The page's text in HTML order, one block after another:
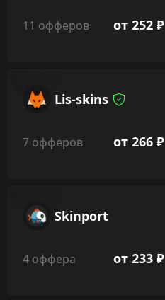
11 офферов от 252 ₽
Lis-skins
7 офферов от 266 ₽
Skinport
4 оффера от 233 ₽